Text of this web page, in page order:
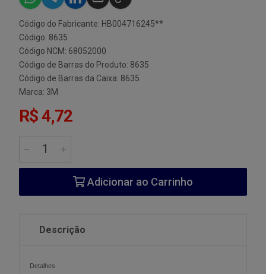
Código do Fabricante: HB004716245**
Código: 8635
Código NCM: 68052000
Código de Barras do Produto: 8635
Código de Barras da Caixa: 8635
Marca: 3M
R$ 4,72
Adicionar ao Carrinho
Descrição
Detalhes